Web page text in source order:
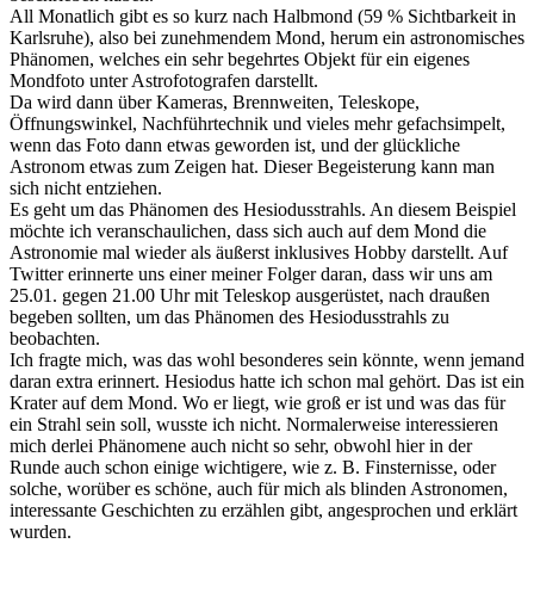
All Monatlich gibt es so kurz nach Halbmond (59 % Sichtbarkeit in
Karlsruhe), also bei zunehmendem Mond, herum ein astronomisches
Phänomen, welches ein sehr begehrtes Objekt für ein eigenes
Mondfoto unter Astrofotografen darstellt.
Da wird dann über Kameras, Brennweiten, Teleskope,
Öffnungswinkel, Nachführtechnik und vieles mehr gefachsimpelt,
wenn das Foto dann etwas geworden ist, und der glückliche
Astronom etwas zum Zeigen hat. Dieser Begeisterung kann man
sich nicht entziehen.
Es geht um das Phänomen des Hesiodusstrahls. An diesem Beispiel
möchte ich veranschaulichen, dass sich auch auf dem Mond die
Astronomie mal wieder als äußerst inklusives Hobby darstellt. Auf
Twitter erinnerte uns einer meiner Folger daran, dass wir uns am
25.01. gegen 21.00 Uhr mit Teleskop ausgerüstet, nach draußen
begeben sollten, um das Phänomen des Hesiodusstrahls zu
beobachten.
Ich fragte mich, was das wohl besonderes sein könnte, wenn jemand
daran extra erinnert. Hesiodus hatte ich schon mal gehört. Das ist ein
Krater auf dem Mond. Wo er liegt, wie groß er ist und was das für
ein Strahl sein soll, wusste ich nicht. Normalerweise interessieren
mich derlei Phänomene auch nicht so sehr, obwohl hier in der
Runde auch schon einige wichtigere, wie z. B. Finsternisse, oder
solche, worüber es schöne, auch für mich als blinden Astronomen,
interessante Geschichten zu erzählen gibt, angesprochen und erklärt
wurden.